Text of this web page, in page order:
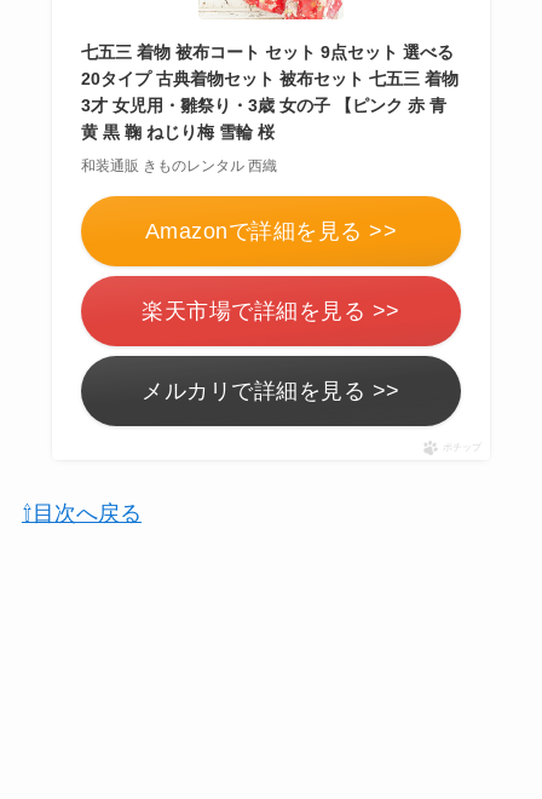
七五三 着物 被布コート セット 9点セット 選べる
20タイプ 古典着物セット 被布セット 七五三 着物
3才 女児用・雛祭り・3歳 女の子 【ピンク 赤 青
黄 黒 鞠 ねじり梅 雪輪 桜
和装通販 きものレンタル 西織
Amazonで詳細を見る >>
楽天市場で詳細を見る >>
メルカリで詳細を見る >>
ポチップ
⇧目次へ戻る